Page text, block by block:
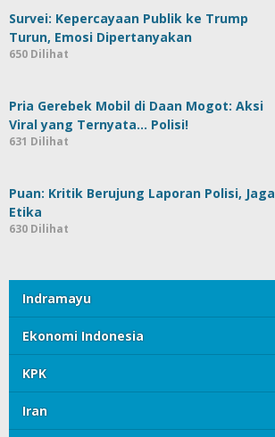
Survei: Kepercayaan Publik ke Trump
Turun, Emosi Dipertanyakan
650 Dilihat
Pria Gerebek Mobil di Daan Mogot: Aksi
Viral yang Ternyata… Polisi!
631 Dilihat
Puan: Kritik Berujung Laporan Polisi, Jaga
Etika
630 Dilihat
Indramayu
Ekonomi Indonesia
KPK
Iran